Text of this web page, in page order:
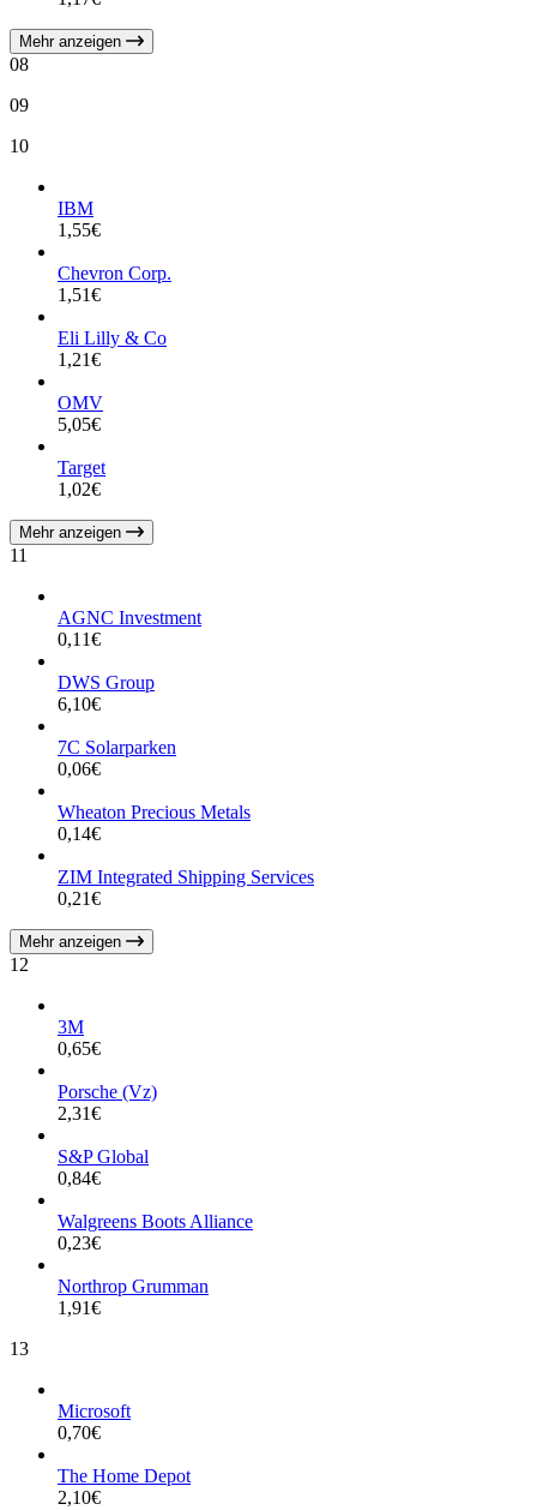
Mehr anzeigen
08
09
10
IBM
1,55€
Chevron Corp.
1,51€
Eli Lilly & Co
1,21€
OMV
5,05€
Target
1,02€
Mehr anzeigen
11
AGNC Investment
0,11€
DWS Group
6,10€
7C Solarparken
0,06€
Wheaton Precious Metals
0,14€
ZIM Integrated Shipping Services
0,21€
Mehr anzeigen
12
3M
0,65€
Porsche (Vz)
2,31€
S&P Global
0,84€
Walgreens Boots Alliance
0,23€
Northrop Grumman
1,91€
13
Microsoft
0,70€
The Home Depot
2,10€